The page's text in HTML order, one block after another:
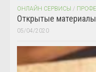
ОНЛАЙН СЕРВИСЫ /
Открытые
05/04/2020